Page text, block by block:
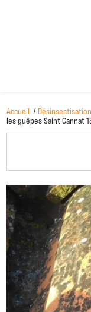
Accueil Désinsectisation
les guêpes Saint Cannat
Panneau de